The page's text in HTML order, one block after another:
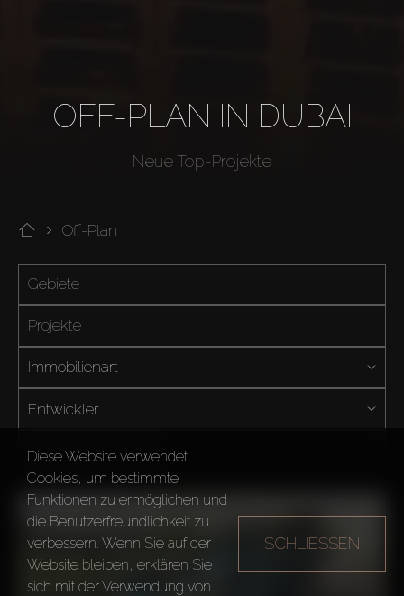
OFF-PLAN IN DUBAI
Neue Top-Projekte
Off-Plan
Immobilienart
Entwickler
Immobilienkategorie
Diese Website verwendet
Cookies, um bestimmte
Funktionen zu ermöglichen und
die Benutzerfreundlichkeit zu
verbessern. Wenn Sie auf der
Website bleiben, erklären Sie
sich mit der Verwendung von
SCHLIESSEN